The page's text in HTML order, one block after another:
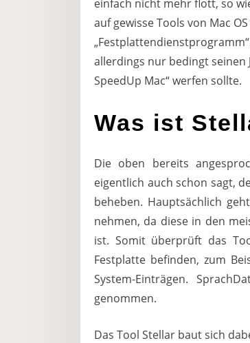
einfach nicht mehr flott, so
auf gewisse Tools von Mac
allerdings nur bedingt seinen
SpeedUp Mac“ werfen sollte.
Was ist
Die oben bereits
eigentlich auch schon sagt,
beheben. Hauptsächlich
nehmen, da diese in den
ist. Somit überprüft das
Festplatte befinden, zum
System-Einträgen.
genommen.
Das Tool Stellar baut sich